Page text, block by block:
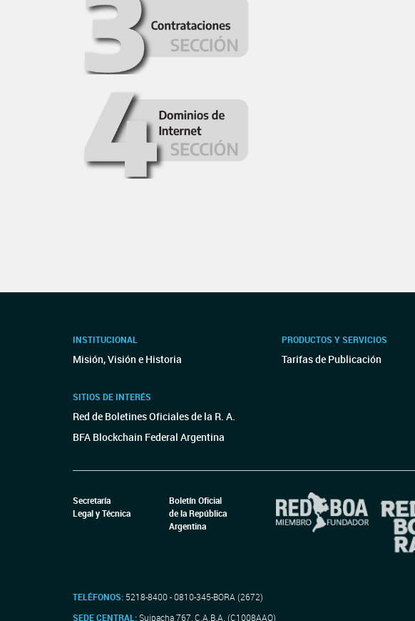
INSTITUCIONAL
Misión, Visión e Historia
SITIOS DE INTERÉS
Red de Boletines Oficiales de la R. A.
BFA Blockchain Federal Argentina
PRODUCTOS Y SERVICIOS
Tarifas de Publicación
Secretaría
Legal y Técnica
Boletín Oficial
de la República
Argentina
TELÉFONOS: 5218-8400 - 0810-345-BORA (2672)
SEDE CENTRAL:Suipacha 767, C.A.B.A. (C1008AAO)